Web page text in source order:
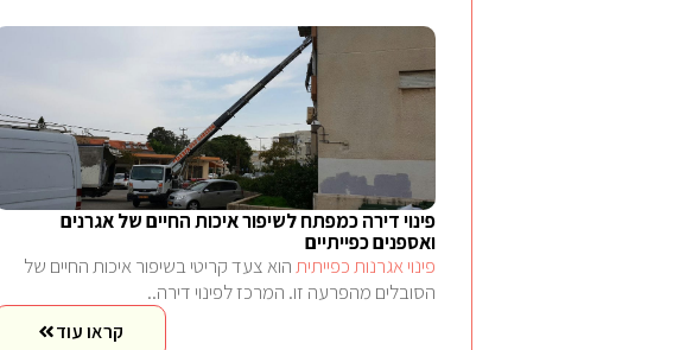
פינוי דירה כמפתח לשיפור איכות החיים של אגרנים
ואספנים כפייתיים
פינוי אגרנות כפייתיתהוא צעד קריטי בשיפור איכות החיים של
הסובלים מהפרעה זו. המרכז לפינוי דירה..
קראו עוד